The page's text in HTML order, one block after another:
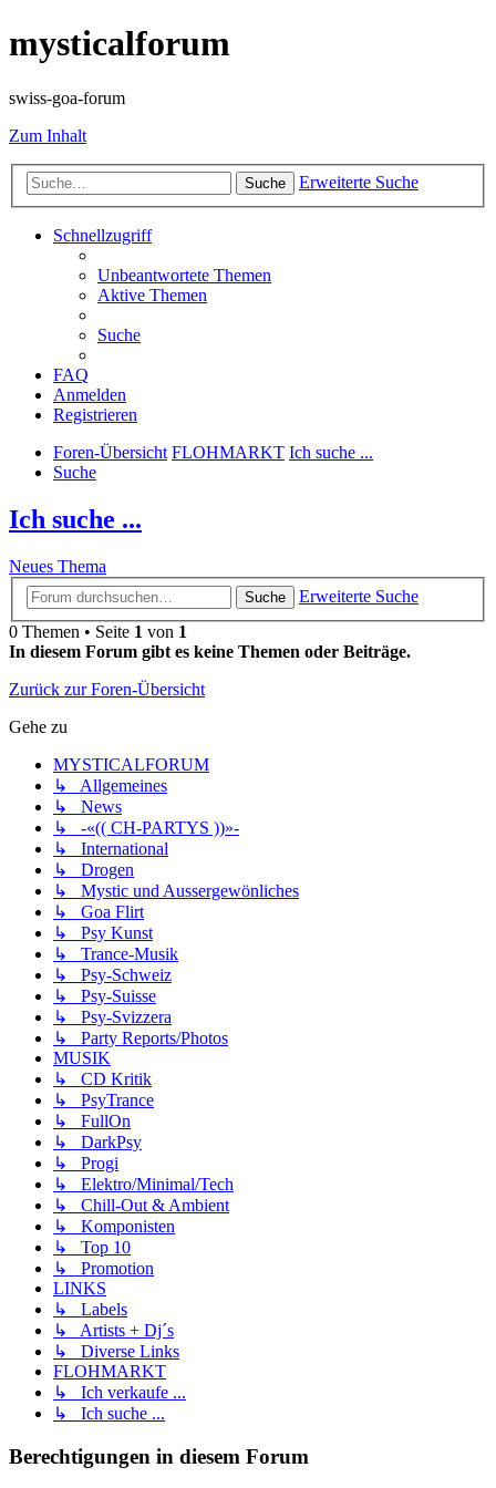
mysticalforum
swiss-goa-forum
Zum Inhalt
Suche Erweiterte Suche
Schnellzugriff
Unbeantwortete Themen
Aktive Themen
Suche
FAQ
Anmelden
Registrieren
Foren-Übersicht FLOHMARKT Ich suche ...
Suche
Ich suche ...
Neues Thema
Suche
Erweiterte Suche
0 Themen • Seite 1 von 1
In diesem Forum gibt es keine Themen oder Beiträge.
Zurück zur Foren-Übersicht
Gehe zu
MYSTICALFORUM
↳ Allgemeines
↳ News
↳ -«(( CH-PARTYS ))»-
↳ International
↳ Drogen
↳ Mystic und Aussergewönliches
↳ Goa Flirt
↳ Psy Kunst
↳ Trance-Musik
↳ Psy-Schweiz
↳ Psy-Suisse
↳ Psy-Svizzera
↳ Party Reports/Photos
MUSIK
↳ CD Kritik
↳ PsyTrance
↳ FullOn
↳ DarkPsy
↳ Progi
↳ Elektro/Minimal/Tech
↳ Chill-Out & Ambient
↳ Komponisten
↳ Top 10
↳ Promotion
LINKS
↳ Labels
↳ Artists + Dj´s
↳ Diverse Links
FLOHMARKT
↳ Ich verkaufe ...
↳ Ich suche ...
Berechtigungen in diesem Forum